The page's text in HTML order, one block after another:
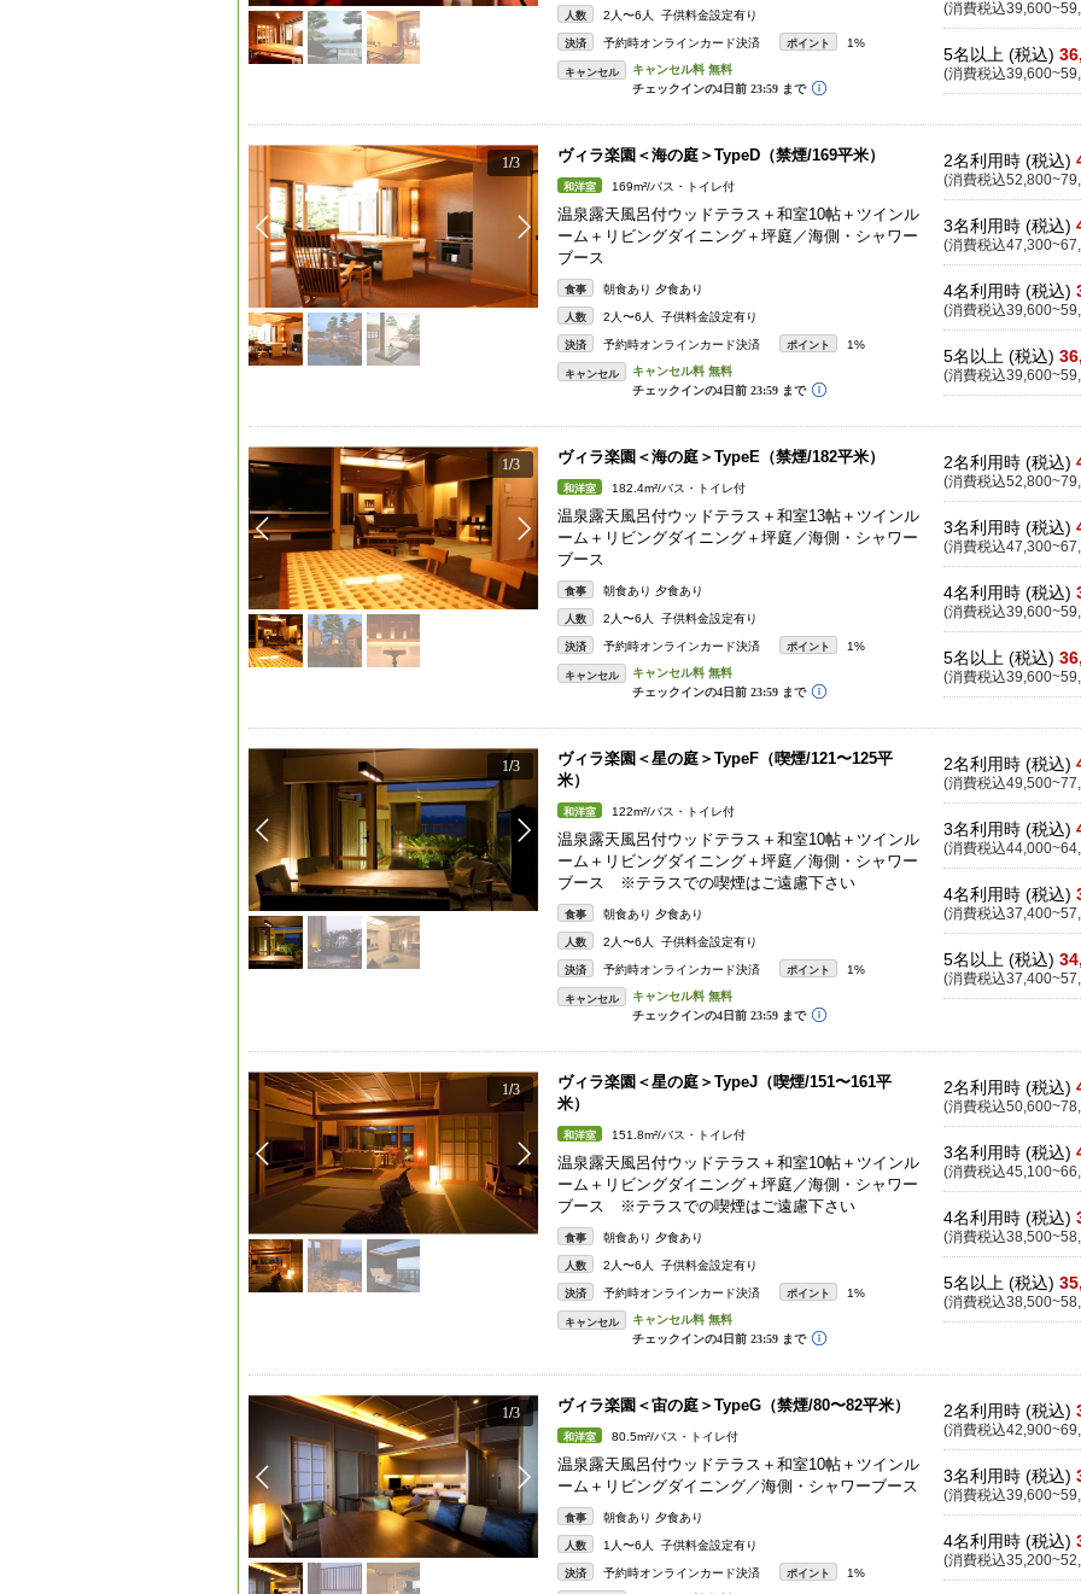
人数 2人〜6人 子供料金設定有り
決済 予約時オンラインカード決済 ポイント 1%
キャンセル
(消費税込
5名以上 (税込)
(消費税込
1/3 ヴィラ楽園＜海の庭＞TypeD（禁煙/169平米）
和洋室 169m²/バス・トイレ付
温泉露天風呂付ウッドテラス＋和室10帖＋ツインル
ーム＋リビングダイニング＋坪庭／海側・シャワー
ブース
食事 朝食あり 夕食あり
人数 2人〜6人 子供料金設定有り
決済 予約時オンラインカード決済 ポイント 1%
キャンセル
2名利用時 (税込)
(消費税込
3名利用時 (税込)
(消費税込
4名利用時 (税込)
(消費税込
5名以上 (税込)
(消費税込
1/3 ヴィラ楽園＜海の庭＞TypeE（禁煙/182平米）
和洋室 182.4m²/バス・トイレ付
温泉露天風呂付ウッドテラス＋和室13帖＋ツインル
ーム＋リビングダイニング＋坪庭／海側・シャワー
ブース
食事 朝食あり 夕食あり
人数 2人〜6人 子供料金設定有り
決済 予約時オンラインカード決済 ポイント 1%
キャンセル
2名利用時 (税込)
(消費税込
3名利用時 (税込)
(消費税込
4名利用時 (税込)
(消費税込
5名以上 (税込)
(消費税込
1/3
ヴィラ楽園＜星の庭＞TypeF（喫煙/121〜125平
米）
和洋室 122m²/バス・トイレ付
温泉露天風呂付ウッドテラス＋和室10帖＋ツインル
ーム＋リビングダイニング＋坪庭／海側・シャワー
ブース ※テラスでの喫煙はご遠慮下さい
食事 朝食あり 夕食あり
人数 2人〜6人 子供料金設定有り
決済 予約時オンラインカード決済 ポイント 1%
キャンセル
2名利用時 (税込)
(消費税込
3名利用時 (税込)
(消費税込
4名利用時 (税込)
(消費税込
5名以上 (税込)
(消費税込
1/3
ヴィラ楽園＜星の庭＞TypeJ（喫煙/151〜161平
米）
和洋室 151.8m²/バス・トイレ付
温泉露天風呂付ウッドテラス＋和室10帖＋ツインル
ーム＋リビングダイニング＋坪庭／海側・シャワー
ブース ※テラスでの喫煙はご遠慮下さい
食事 朝食あり 夕食あり
人数 2人〜6人 子供料金設定有り
決済 予約時オンラインカード決済 ポイント 1%
キャンセル
2名利用時 (税込)
(消費税込
3名利用時 (税込)
(消費税込
4名利用時 (税込)
(消費税込
5名以上 (税込)
(消費税込
1/3 ヴィラ楽園＜宙の庭＞TypeG（禁煙/80〜82平米）
和洋室 80.5m²/バス・トイレ付
温泉露天風呂付ウッドテラス＋和室10帖＋ツインル
ーム＋リビングダイニング／海側・シャワーブース
食事 朝食あり 夕食あり
人数 1人〜6人 子供料金設定有り
決済 予約時オンラインカード決済 ポイント 1%
2名利用時 (税込)
(消費税込
3名利用時 (税込)
(消費税込
4名利用時 (税込)
(消費税込